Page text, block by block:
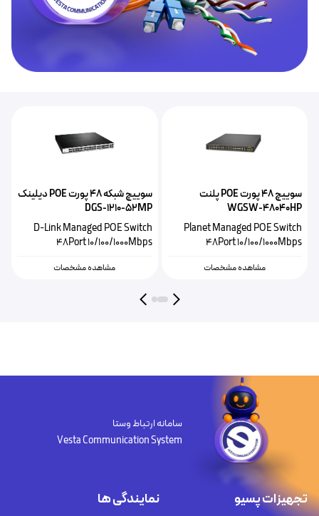
سوییچ ۴۸ پورت POE پلنت
WGSW-48040HP
Planet Managed POE Switch
48Port 10/100/1000Mbps
مشاهده مشخصات
سوییچ شبکه ۴۸ پورت POE دیلینک
DGS-1210-52MP
D-Link Managed POE Switch
48Port 10/100/1000Mbps
مشاهده مشخصات
سامانه ارتباط وستا
Vesta Communication System
تجهیزات پسیو نمایندگی ها